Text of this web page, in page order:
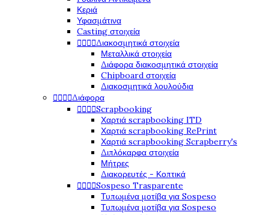
Κεριά
Υφασμάτινα
Casting στοιχεία
Διακοσμητικά στοιχεία
Μεταλλικά στοιχεία
Διάφορα διακοσμητικά στοιχεία
Chipboard στοιχεία
Διακοσμητικά λουλούδια
Διάφορα
Scrapbooking
Χαρτιά scrapbooking ITD
Χαρτιά scrapbooking RePrint
Χαρτιά scrapbooking Scrapberry's
Διπλόκαρφα στοιχεία
Μήτρες
Διακορευτές - Κοπτικά
Sospeso Trasparente
Τυπωμένα μοτίβα για Sospeso
Τυπωμένα μοτίβα για Sospeso